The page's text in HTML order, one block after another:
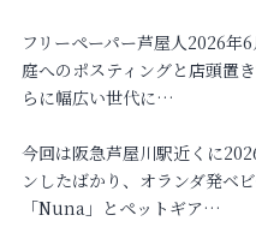
フリーペーパー芦屋人2026年
庭へのポスティングと店頭置
らに幅広い世代に…
今回は阪急芦屋川駅近くに
ンしたばかり、オランダ発ベ
「Nuna」とペットギア…